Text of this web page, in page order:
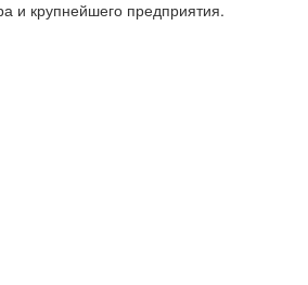
и крупнейшего предприятия.